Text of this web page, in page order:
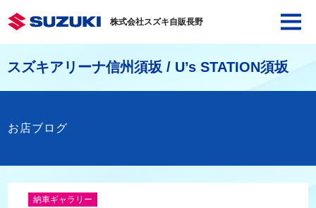
株式会社スズキ自販長野
スズキアリーナ信州須坂 / U’s STATION須坂
お店ブログ
納車ギャラリー